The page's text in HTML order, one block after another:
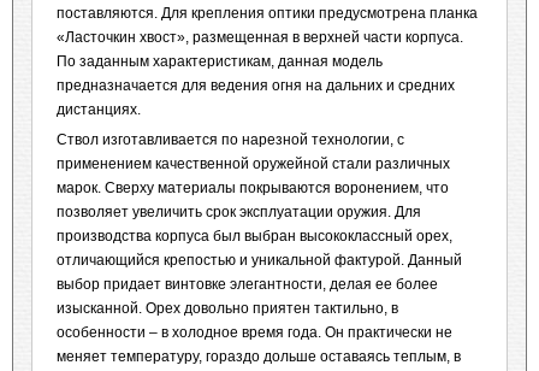
поставляются. Для крепления оптики предусмотрена планка
«Ласточкин хвост», размещенная в верхней части корпуса.
По заданным характеристикам, данная модель
предназначается для ведения огня на дальних и средних
дистанциях.
Ствол изготавливается по нарезной технологии, с
применением качественной оружейной стали различных
марок. Сверху материалы покрываются воронением, что
позволяет увеличить срок эксплуатации оружия. Для
производства корпуса был выбран высококлассный орех,
отличающийся крепостью и уникальной фактурой. Данный
выбор придает винтовке элегантности, делая ее более
изысканной. Орех довольно приятен тактильно, в
особенности – в холодное время года. Он практически не
меняет температуру, гораздо дольше оставаясь теплым, в